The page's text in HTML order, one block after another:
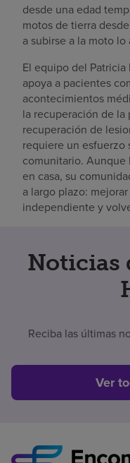
desde una edad
motos de tierra
a subirse a la moto
El equipo del
apoya a pacientes
acontecimientos
la recuperación de la
recuperación de
requiere un esfuerzo
comunitario. Aunque
en casa, su
a largo plazo:
independiente y
Noticias
Reciba las últimas
Ver